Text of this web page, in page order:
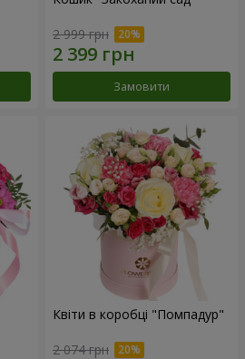
2 999 грн
Замовити
Квіти в коробці "Помпадур"
2 074 грн